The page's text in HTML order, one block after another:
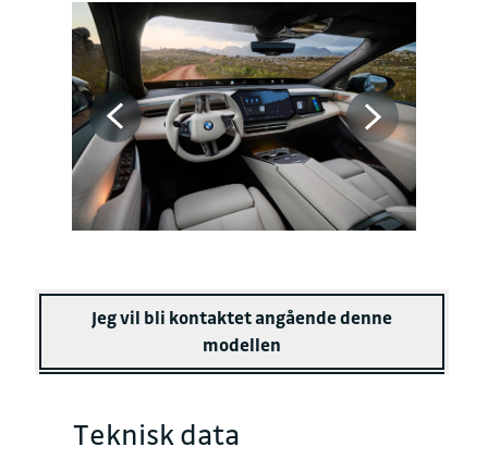
Jeg vil bli kontaktet angående denne
modellen
Teknisk data